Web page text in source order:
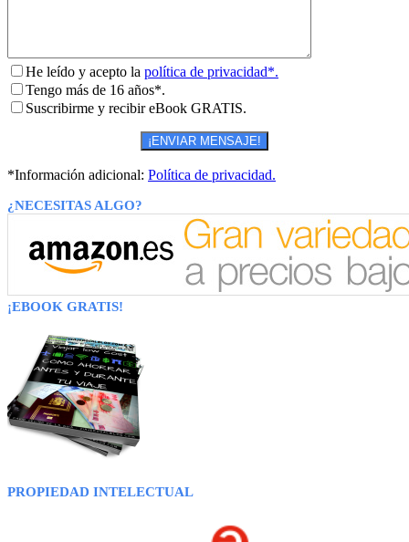
He leído y acepto la política de privacidad*.
Tengo más de 16 años*.
Suscribirme y recibir eBook GRATIS.
*Información adicional: Política de privacidad.
¿NECESITAS ALGO?
¡EBOOK GRATIS!
PROPIEDAD INTELECTUAL